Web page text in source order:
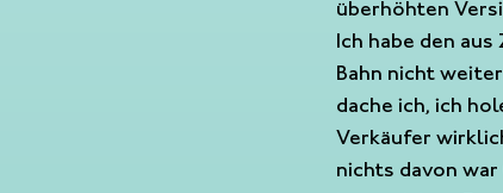
überhöhten
Ich habe den
Bahn nicht
dache ich, ich
Verkäufer
nichts davon